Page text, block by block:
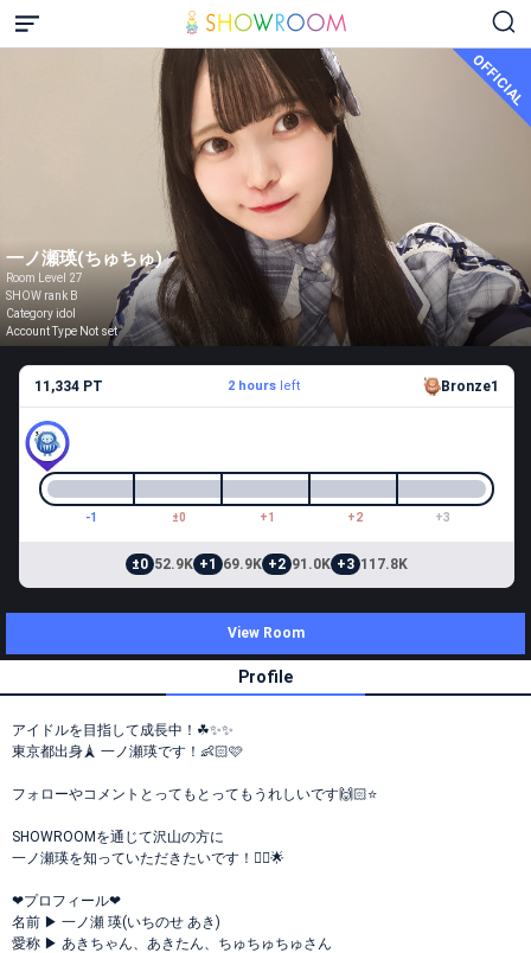
OFFICIAL
一ノ瀬瑛(ちゅちゅ)
Room Level 27
SHOW rank B
Category idol
Account Type Not set
11,334 PT 2 hoursleft Bronze1
-1 ±0 +1 +2 +3
±0 52.9K +1 69.9K +2 91.0K +3 117.8K
View Room
Profile
アイドルを目指して成長中！☘✨✨
東京都出身🗼 一ノ瀬瑛です！👶🏻‪‪🩷
フォローやコメントとってもとってもうれしいです🙌🏻⭐️
SHOWROOMを通じて沢山の方に
一ノ瀬瑛を知っていただきたいです！✊🏻‪🌟
❤︎プロフィール❤︎
名前 ▶︎ 一ノ瀬 瑛(いちのせ あき)
愛称 ▶︎ あきちゃん、あきたん、ちゅちゅちゅさん